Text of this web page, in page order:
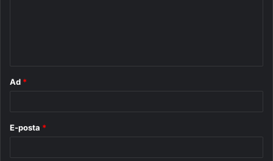
Ad *
E-posta *